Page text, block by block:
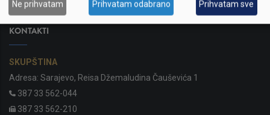
KONTAKTI
SKUPŠTINA
Adresa: Sarajevo, Reisa Džemaludina Čauševića 1
387 33 562-044
387 33 562-210
Ne prihvatam Prihvatam odabrano Prihvatam sve